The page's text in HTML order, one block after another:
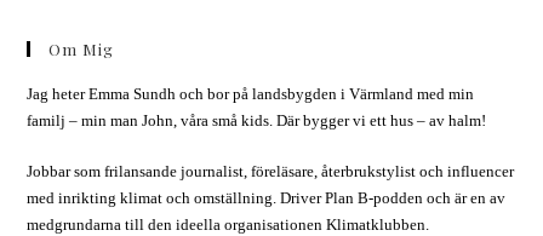
Om Mig
Jag heter Emma Sundh och bor på landsbygden i Värmland med min
familj – min man John, våra små kids. Där bygger vi ett hus – av halm!
Jobbar som frilansande journalist, föreläsare, återbrukstylist och influencer
med inrikting klimat och omställning. Driver Plan B-podden och är en av
medgrundarna till den ideella organisationen Klimatklubben.